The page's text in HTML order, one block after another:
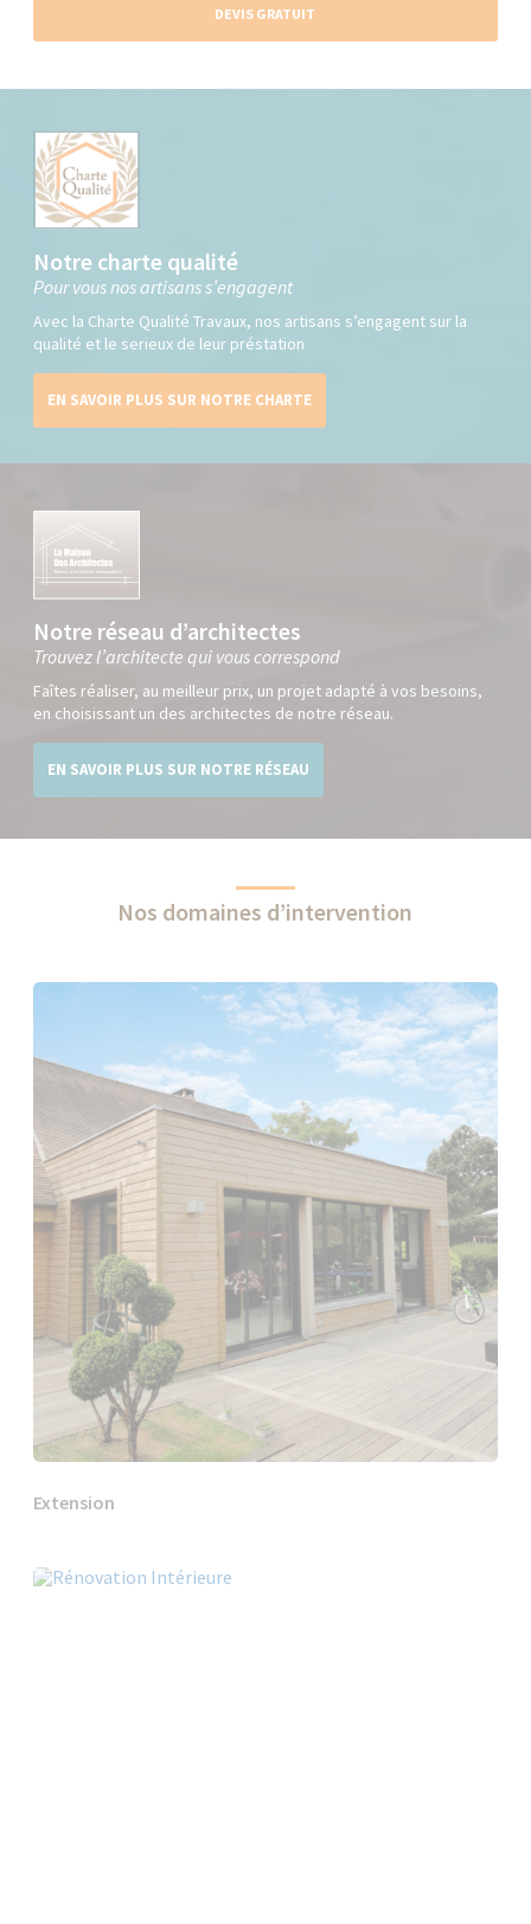
DEVIS GRATUIT
Notre charte qualité
Pour vous nos artisans s’engagent
Avec la Charte Qualité Travaux, nos artisans s’engagent sur la
qualité et le serieux de leur préstation
EN SAVOIR PLUS SUR NOTRE CHARTE
Notre réseau d’architectes
Trouvez l’architecte qui vous correspond
Faîtes réaliser, au meilleur prix, un projet adapté à vos besoins,
en choisissant un des architectes de notre réseau.
EN SAVOIR PLUS SUR NOTRE RÉSEAU
Nos domaines d’intervention
Extension